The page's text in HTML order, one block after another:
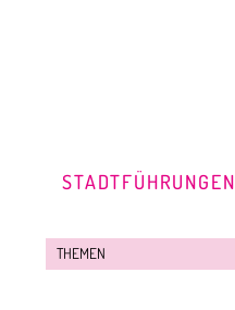
STADTFÜHRUNGEN